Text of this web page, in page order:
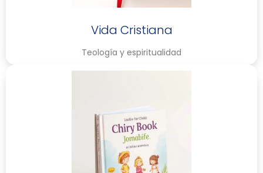
Vida Cristiana
Teología y espiritualidad